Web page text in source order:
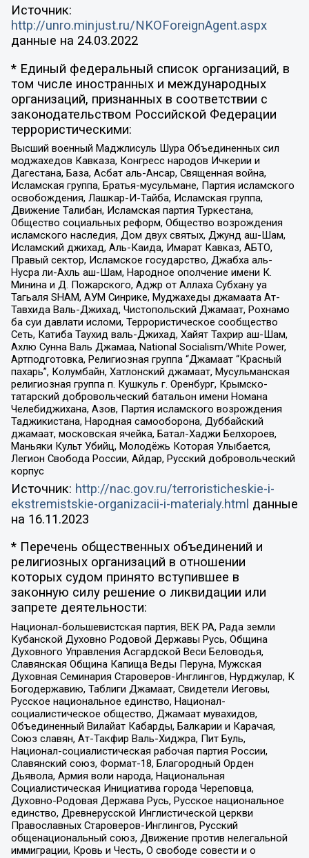
Источник:
http://unro.minjust.ru/NKOForeignAgent.aspx
данные на 24.03.2022
* Единый федеральный список организаций, в
том числе иностранных и международных
организаций, признанных в соответствии с
законодательством Российской Федерации
террористическими:
Высший военный Маджлисуль Шура Объединенных сил
моджахедов Кавказа, Конгресс народов Ичкерии и
Дагестана, База, Асбат аль-Ансар, Священная война,
Исламская группа, Братья-мусульмане, Партия исламского
освобождения, Лашкар-И-Тайба, Исламская группа,
Движение Талибан, Исламская партия Туркестана,
Общество социальных реформ, Общество возрождения
исламского наследия, Дом двух святых, Джунд аш-Шам,
Исламский джихад, Аль-Каида, Имарат Кавказ, АБТО,
Правый сектор, Исламское государство, Джабха аль-
Нусра ли-Ахль аш-Шам, Народное ополчение имени К.
Минина и Д. Пожарского, Аджр от Аллаха Субхану уа
Тагьаля SHAM, АУМ Синрике, Муджахеды джамаата Ат-
Тавхида Валь-Джихад, Чистопольский Джамаат, Рохнамо
ба суи давлати исломи, Террористическое сообщество
Сеть, Катиба Таухид валь-Джихад, Хайят Тахрир аш-Шам,
Ахлю Сунна Валь Джамаа, National Socialism/White Power,
Артподготовка, Религиозная группа “Джамаат “Красный
пахарь”, Колумбайн, Хатлонский джамаат, Мусульманская
религиозная группа п. Кушкуль г. Оренбург, Крымско-
татарский добровольческий батальон имени Номана
Челебиджихана, Азов, Партия исламского возрождения
Таджикистана, Народная самооборона, Дуббайский
джамаат, московская ячейка, Батал-Хаджи Белхороев,
Маньяки Культ Убийц, Молодёжь Которая Улыбается,
Легион Свобода России, Айдар, Русский добровольческий
корпус
Источник: http://nac.gov.ru/terroristicheskie-i-
ekstremistskie-organizacii-i-materialy.html данные
на 16.11.2023
* Перечень общественных объединений и
религиозных организаций в отношении
которых судом принято вступившее в
законную силу решение о ликвидации или
запрете деятельности:
Национал-большевистская партия, ВЕК РА, Рада земли
Кубанской Духовно Родовой Державы Русь, Община
Духовного Управления Асгардской Веси Беловодья,
Славянская Община Капища Веды Перуна, Мужская
Духовная Семинария Староверов-Инглингов, Нурджулар, К
Богодержавию, Таблиги Джамаат, Свидетели Иеговы,
Русское национальное единство, Национал-
социалистическое общество, Джамаат мувахидов,
Объединенный Вилайат Кабарды, Балкарии и Карачая,
Союз славян, Ат-Такфир Валь-Хиджра, Пит Буль,
Национал-социалистическая рабочая партия России,
Славянский союз, Формат-18, Благородный Орден
Дьявола, Армия воли народа, Национальная
Социалистическая Инициатива города Череповца,
Духовно-Родовая Держава Русь, Русское национальное
единство, Древнерусской Инглистической церкви
Православных Староверов-Инглингов, Русский
общенациональный союз, Движение против нелегальной
иммиграции, Кровь и Честь, О свободе совести и о